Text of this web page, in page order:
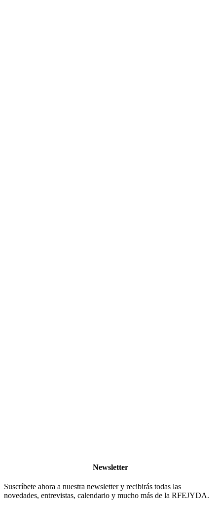
Newsletter
Suscríbete ahora a nuestra newsletter y recibirás todas las
novedades, entrevistas, calendario y mucho más de la RFEJYDA.